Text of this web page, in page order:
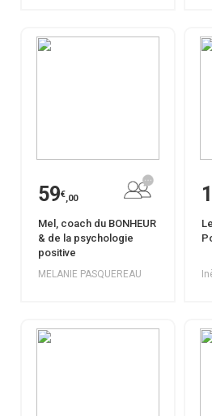
59€,00
Mel, coach du BONHEUR
& de la psychologie
positive
MELANIE PASQUEREAU